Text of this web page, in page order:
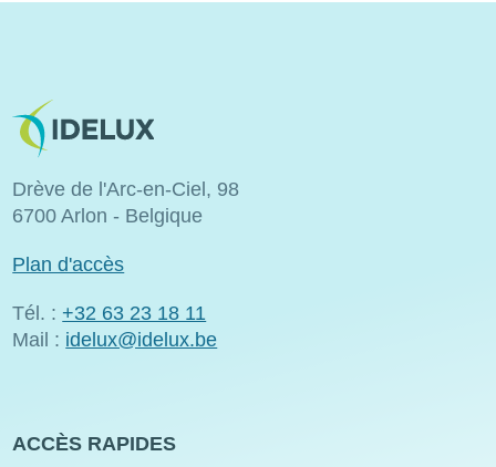
Image
Drève de l'Arc-en-Ciel, 98
6700 Arlon - Belgique
Plan d'accès
Tél. : +32 63 23 18 11
Mail : idelux@idelux.be
ACCÈS RAPIDES